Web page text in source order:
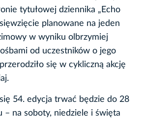
tytułowej dziennika „Echo
planowane na jeden
w wyniku olbrzymiej
od uczestników o jego
się w cykliczną akcję
54. edycja trwać będzie do 28
– na soboty, niedziele i święta